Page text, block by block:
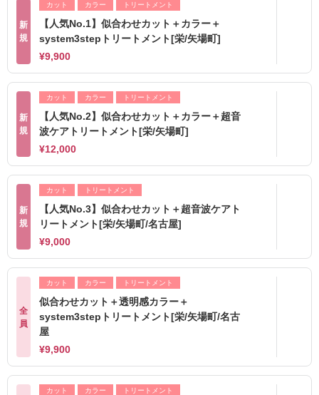
新
規
カット カラー トリートメント
【人気No.1】似合わせカット＋カラー＋
system3stepトリートメント[栄/矢場町]
¥9,900
新
規
カット カラー トリートメント
【人気No.2】似合わせカット＋カラー＋超音
波ケアトリートメント[栄/矢場町]
¥12,000
新
規
カット トリートメント
【人気No.3】似合わせカット＋超音波ケアト
リートメント[栄/矢場町/名古屋]
¥9,000
全
員
カット カラー トリートメント
似合わせカット＋透明感カラー＋
system3stepトリートメント[栄/矢場町/名古
屋
¥9,900
カット カラー トリートメント